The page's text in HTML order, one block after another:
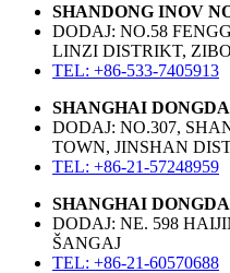
SHANDONG INOV
DODAJ: NO.58
LINZI DISTRIKT,
TEL: +86-533-7405913
SHANGHAI
DODAJ: NO.307,
TOWN, JINSHAN
TEL: +86-21-57248959
SHANGHAI
DODAJ: NE. 598
ŠANGAJ
TEL: +86-21-60570688